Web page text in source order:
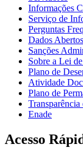
Informações
Serviço de
Perguntas
Dados Abertos
Sanções
Sobre a Lei
Plano de
Atividade
Plano de
Transparência
Enade
Acesso